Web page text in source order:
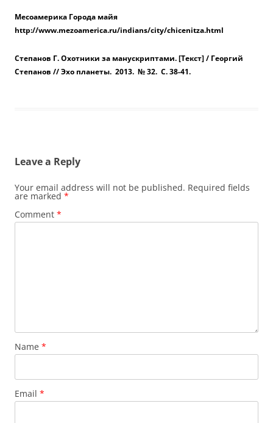
Месоамерика Города майя
http://www.mezoamerica.ru/indians/city/chicenitza.html
Степанов Г. Охотники за манускриптами. [Текст] / Георгий
Степанов // Эхо планеты. ­ 2013. ­ № 32. ­ С. 38-41.
Leave a Reply
Your email address will not be published. Required fields
are marked *
Comment *
Name *
Email *